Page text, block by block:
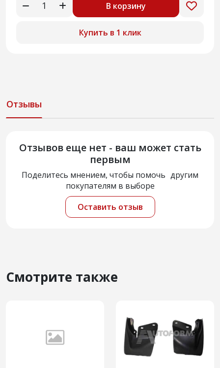
В корзину
Купить в 1 клик
Отзывы
Отзывов еще нет - ваш может стать
первым
Поделитесь мнением, чтобы помочь другим
покупателям в выборе
Оставить отзыв
Смотрите также